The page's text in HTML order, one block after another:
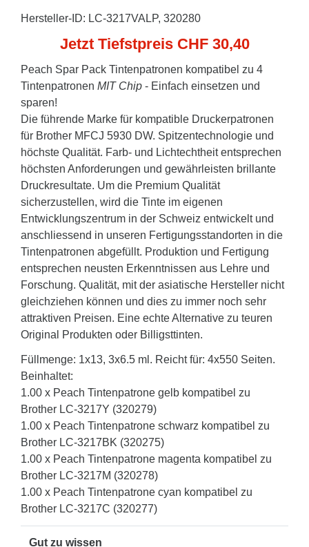
Hersteller-ID: LC-3217VALP, 320280
Jetzt Tiefstpreis CHF 30,40
Peach Spar Pack Tintenpatronen kompatibel zu 4
Tintenpatronen MIT Chip - Einfach einsetzen und
sparen!
Die führende Marke für kompatible Druckerpatronen
für Brother MFCJ 5930 DW. Spitzentechnologie und
höchste Qualität. Farb- und Lichtechtheit entsprechen
höchsten Anforderungen und gewährleisten brillante
Druckresultate. Um die Premium Qualität
sicherzustellen, wird die Tinte im eigenen
Entwicklungszentrum in der Schweiz entwickelt und
anschliessend in unseren Fertigungsstandorten in die
Tintenpatronen abgefüllt. Produktion und Fertigung
entsprechen neusten Erkenntnissen aus Lehre und
Forschung. Qualität, mit der asiatische Hersteller nicht
gleichziehen können und dies zu immer noch sehr
attraktiven Preisen. Eine echte Alternative zu teuren
Original Produkten oder Billigsttinten.
Füllmenge: 1x13, 3x6.5 ml. Reicht für: 4x550 Seiten.
Beinhaltet:
1.00 x Peach Tintenpatrone gelb kompatibel zu
Brother LC-3217Y (320279)
1.00 x Peach Tintenpatrone schwarz kompatibel zu
Brother LC-3217BK (320275)
1.00 x Peach Tintenpatrone magenta kompatibel zu
Brother LC-3217M (320278)
1.00 x Peach Tintenpatrone cyan kompatibel zu
Brother LC-3217C (320277)
Gut zu wissen